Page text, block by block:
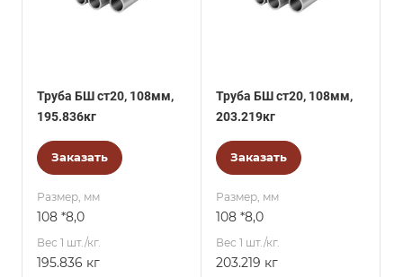
Труба БШ ст20, 108мм,
195.836кг
Заказать
Размер, мм
108 *8,0
Вес 1 шт./кг.
195.836 кг
Труба БШ ст20, 108мм,
203.219кг
Заказать
Размер, мм
108 *8,0
Вес 1 шт./кг.
203.219 кг